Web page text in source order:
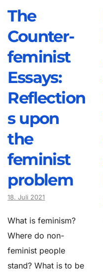
The
Counter­
feminist
Essays:
Reflection
s upon
the
feminist
problem
18. Juli 2021
What is feminism?
Where do non­
feminist people
stand? What is to be